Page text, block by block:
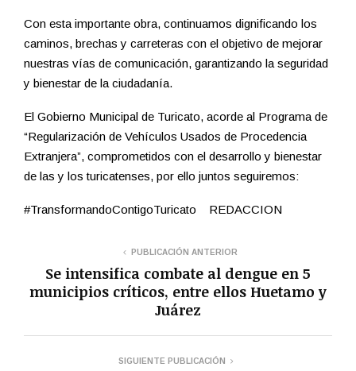
Con esta importante obra, continuamos dignificando los
caminos, brechas y carreteras con el objetivo de mejorar
nuestras vías de comunicación, garantizando la seguridad
y bienestar de la ciudadanía.
El Gobierno Municipal de Turicato, acorde al Programa de
“Regularización de Vehículos Usados de Procedencia
Extranjera”, comprometidos con el desarrollo y bienestar
de las y los turicatenses, por ello juntos seguiremos:
#TransformandoContigoTuricato REDACCION
PUBLICACIÓN ANTERIOR
Se intensifica combate al dengue en 5
municipios críticos, entre ellos Huetamo y
Juárez
SIGUIENTE PUBLICACIÓN